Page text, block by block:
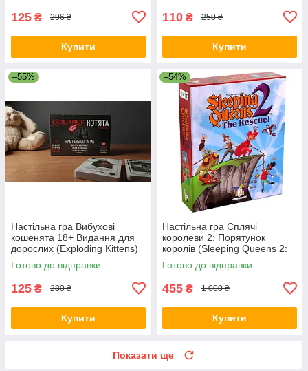
125 ₴ 296 ₴
Купити
110 ₴ 250 ₴
Купити
–55%
Настільна гра Вибухові
кошенята 18+ Видання для
дорослих (Exploding Kittens)
+ правила УКРАЇНСЬКОЮ
Готово до відправки
125 ₴ 280 ₴
Купити
–54%
Настільна гра Сплячі
королеви 2: Порятунок
королів (Sleeping Queens 2:
The Rescue) + правила РУС /
УКР
Готово до відправки
455 ₴ 1 000 ₴
Купити
Показати ще